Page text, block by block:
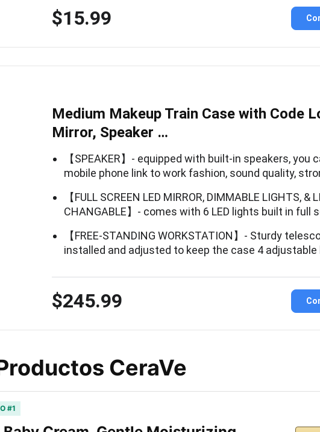
$15.99
Medium Makeup Train Case with Code
Mirror, Speaker …
【SPEAKER】- equipped with built-in speakers, you
mobile phone link to work fashion, sound quality,
【FULL SCREEN LED MIRROR, DIMMABLE LIGHTS, &
CHANGABLE】- comes with 6 LED lights built in full
【FREE-STANDING WORKSTATION】- Sturdy
installed and adjusted to keep the case 4 adjustable
$245.99
CeraVe
#1